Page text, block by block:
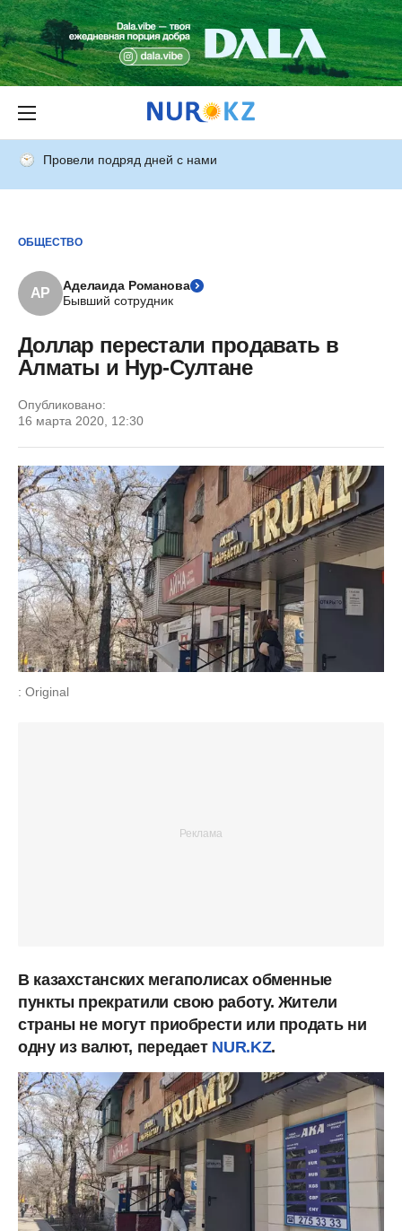
Провели подряд дней с нами
ОБЩЕСТВО
АР
Аделаида Романова
Бывший сотрудник
Доллар перестали продавать в
Алматы и Нур-Султане
Опубликовано:
16 марта 2020, 12:30
: Original
В казахстанских мегаполисах обменные
пункты прекратили свою работу. Жители
страны не могут приобрести или продать ни
одну из валют, передает NUR.KZ.